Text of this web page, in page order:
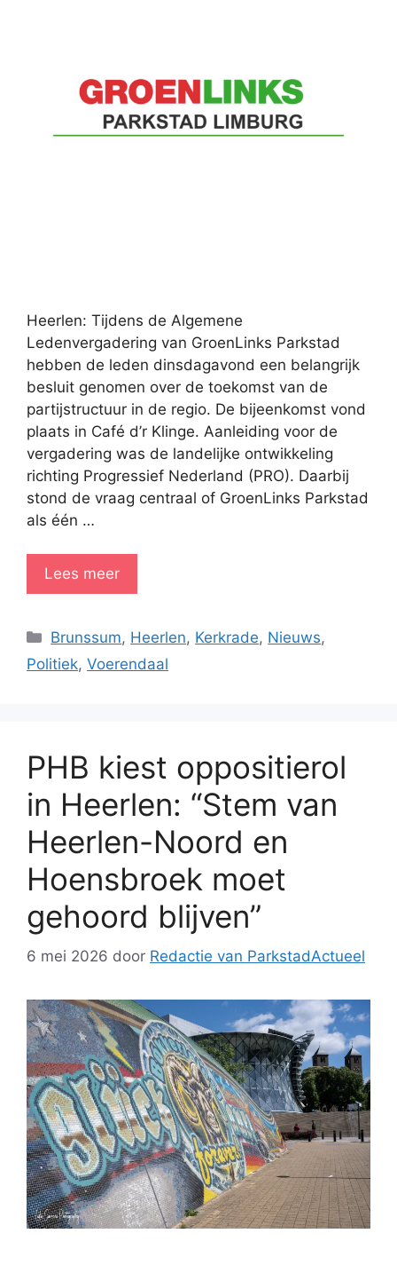
Heerlen: Tijdens de Algemene
Ledenvergadering van GroenLinks Parkstad
hebben de leden dinsdagavond een belangrijk
besluit genomen over de toekomst van de
partijstructuur in de regio. De bijeenkomst vond
plaats in Café d’r Klinge. Aanleiding voor de
vergadering was de landelijke ontwikkeling
richting Progressief Nederland (PRO). Daarbij
stond de vraag centraal of GroenLinks Parkstad
als één …
Lees meer
Categorieën
Brunssum, Heerlen, Kerkrade, Nieuws,
Politiek, Voerendaal
PHB kiest oppositierol
in Heerlen: “Stem van
Heerlen-Noord en
Hoensbroek moet
gehoord blijven”
6 mei 2026 door Redactie van ParkstadActueel